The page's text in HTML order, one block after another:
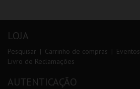
LOJA
Pesquisar Carrinho de compras Eventos
Livro de Reclamações
AUTENTICAÇÃO